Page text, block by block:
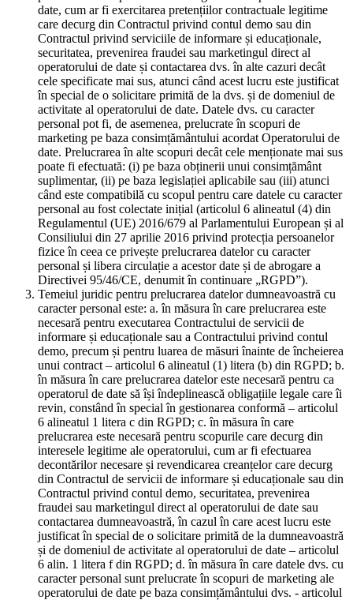
date, cum ar fi exercitarea pretențiilor contractuale legitime
care decurg din Contractul privind contul demo sau din
Contractul privind serviciile de informare și educaționale,
securitatea, prevenirea fraudei sau marketingul direct al
operatorului de date și contactarea dvs. în alte cazuri decât
cele specificate mai sus, atunci când acest lucru este justificat
în special de o solicitare primită de la dvs. și de domeniul de
activitate al operatorului de date. Datele dvs. cu caracter
personal pot fi, de asemenea, prelucrate în scopuri de
marketing pe baza consimțământului acordat Operatorului de
date. Prelucrarea în alte scopuri decât cele menționate mai sus
poate fi efectuată: (i) pe baza obținerii unui consimțământ
suplimentar, (ii) pe baza legislației aplicabile sau (iii) atunci
când este compatibilă cu scopul pentru care datele cu caracter
personal au fost colectate inițial (articolul 6 alineatul (4) din
Regulamentul (UE) 2016/679 al Parlamentului European și al
Consiliului din 27 aprilie 2016 privind protecția persoanelor
fizice în ceea ce privește prelucrarea datelor cu caracter
personal și libera circulație a acestor date și de abrogare a
Directivei 95/46/CE, denumit în continuare „RGPD”).
Temeiul juridic pentru prelucrarea datelor dumneavoastră cu
caracter personal este: a. în măsura în care prelucrarea este
necesară pentru executarea Contractului de servicii de
informare și educaționale sau a Contractului privind contul
demo, precum și pentru luarea de măsuri înainte de încheierea
unui contract – articolul 6 alineatul (1) litera (b) din RGPD; b.
în măsura în care prelucrarea datelor este necesară pentru ca
operatorul de date să își îndeplinească obligațiile legale care îi
revin, constând în special în gestionarea conformă – articolul
6 alineatul 1 litera c din RGPD; c. în măsura în care
prelucrarea este necesară pentru scopurile care decurg din
interesele legitime ale operatorului, cum ar fi efectuarea
decontărilor necesare și revendicarea creanțelor care decurg
din Contractul de servicii de informare și educaționale sau din
Contractul privind contul demo, securitatea, prevenirea
fraudei sau marketingul direct al operatorului de date sau
contactarea dumneavoastră, în cazul în care acest lucru este
justificat în special de o solicitare primită de la dumneavoastră
și de domeniul de activitate al operatorului de date – articolul
6 alin. 1 litera f din RGPD; d. în măsura în care datele dvs. cu
caracter personal sunt prelucrate în scopuri de marketing ale
operatorului de date pe baza consimțământului dvs. - articolul